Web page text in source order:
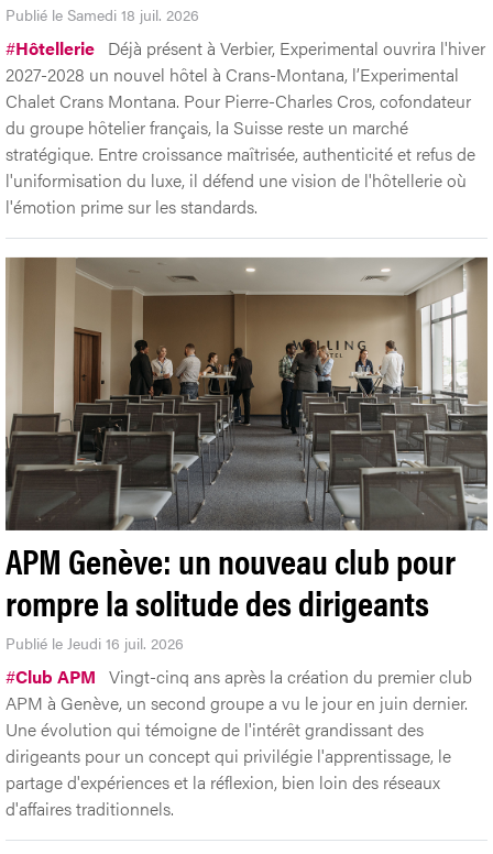
Publié le Samedi 18 juil. 2026
#Hôtellerie Déjà présent à Verbier, Experimental ouvrira l'hiver
2027-2028 un nouvel hôtel à Crans-Montana, l’Experimental
Chalet Crans Montana. Pour Pierre-Charles Cros, cofondateur
du groupe hôtelier français, la Suisse reste un marché
stratégique. Entre croissance maîtrisée, authenticité et refus de
l'uniformisation du luxe, il défend une vision de l'hôtellerie où
l'émotion prime sur les standards.
APM Genève: un nouveau club pour
rompre la solitude des dirigeants
Publié le Jeudi 16 juil. 2026
#Club APM Vingt-cinq ans après la création du premier club
APM à Genève, un second groupe a vu le jour en juin dernier.
Une évolution qui témoigne de l'intérêt grandissant des
dirigeants pour un concept qui privilégie l'apprentissage, le
partage d'expériences et la réflexion, bien loin des réseaux
d'affaires traditionnels.